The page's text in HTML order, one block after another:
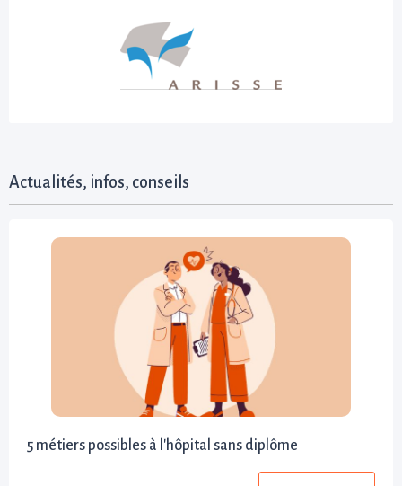
Actualités, infos, conseils
5 métiers possibles à l'hôpital sans diplôme